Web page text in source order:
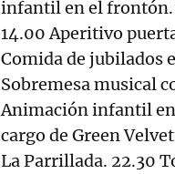
infantil en el frontón.
14.00 Aperitivo
Comida de jubilados
Sobremesa musical
Animación infantil
cargo de Green
La Parrillada. 22.30